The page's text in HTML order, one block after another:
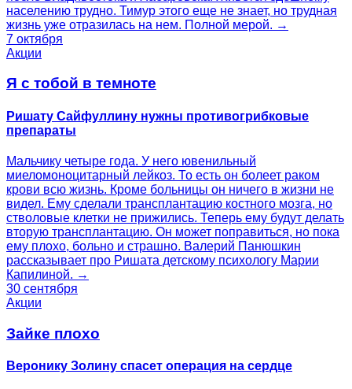
населению трудно. Тимур этого еще не знает, но трудная
жизнь уже отразилась на нем. Полной мерой. →
7 октября
Акции
Я с тобой в темноте
Ришату Сайфуллину нужны противогрибковые
препараты
Мальчику четыре года. У него ювенильный
миеломоноцитарный лейкоз. То есть он болеет раком
крови всю жизнь. Кроме больницы он ничего в жизни не
видел. Ему сделали трансплантацию костного мозга, но
стволовые клетки не прижились. Теперь ему будут делать
вторую трансплантацию. Он может поправиться, но пока
ему плохо, больно и страшно. Валерий Панюшкин
рассказывает про Ришата детскому психологу Марии
Капилиной. →
30 сентября
Акции
Зайке плохо
Веронику Золину спасет операция на сердце